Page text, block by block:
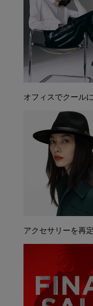
オフィスでクールに
アクセサリーを再